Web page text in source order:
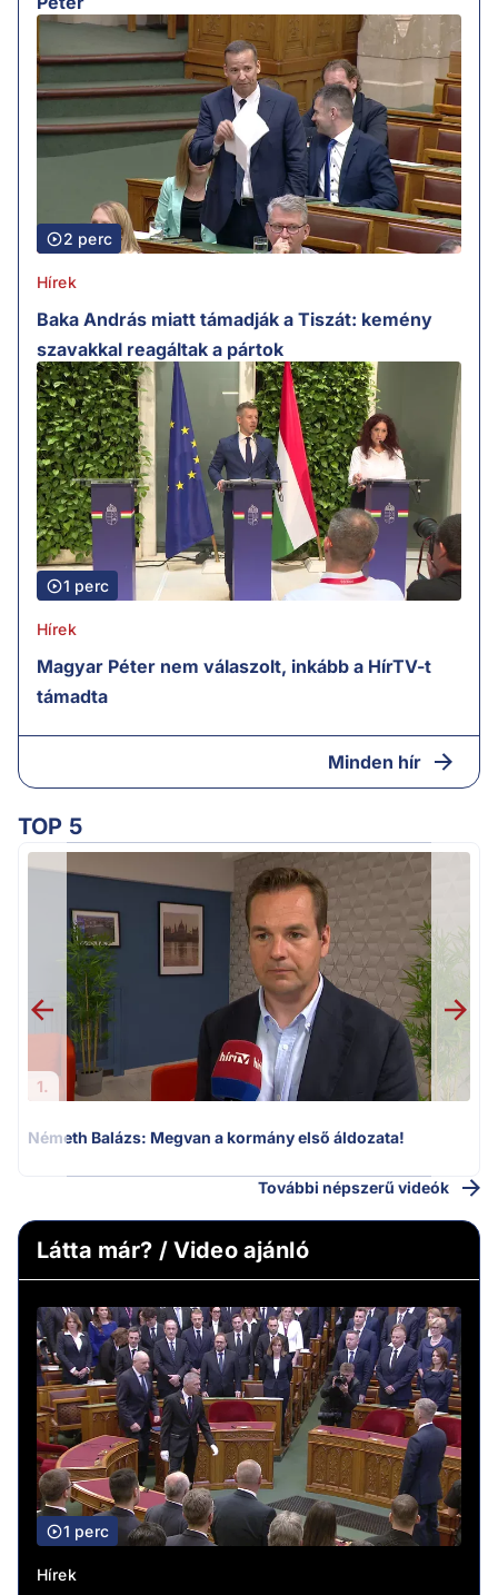
2 perc
Hírek
Baka András miatt támadják a Tiszát: kemény
szavakkal reagáltak a pártok
1 perc
Hírek
Magyar Péter nem válaszolt, inkább a HírTV-t
támadta
Minden hír
TOP 5
1.
Németh Balázs: Megvan a kormány első áldozata!
További népszerű videók
Látta már? / Video ajánló
1 perc
Hírek